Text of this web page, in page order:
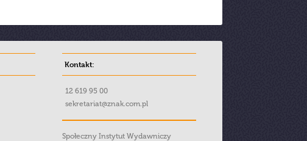
Kontakt:
12 619 95 00
sekretariat@znak.com.pl
Społeczny Instytut Wydawniczy